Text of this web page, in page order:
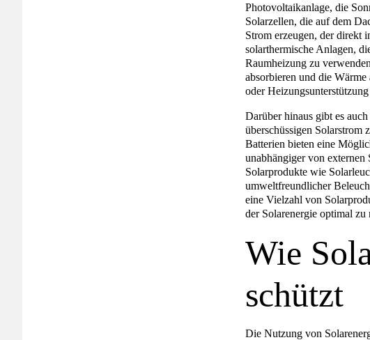
Photovoltaikanlage, die
Solarzellen, die auf dem
Strom erzeugen, der direkt
solarthermische Anlagen,
Raumheizung zu
absorbieren und die
oder
Darüber hinaus gibt es
überschüssigen Solarstrom
Batterien bieten eine
unabhängiger von
Solarprodukte wie
umweltfreundlicher
eine Vielzahl von
der Solarenergie optimal zu
Wie
schützt
Die Nutzung von